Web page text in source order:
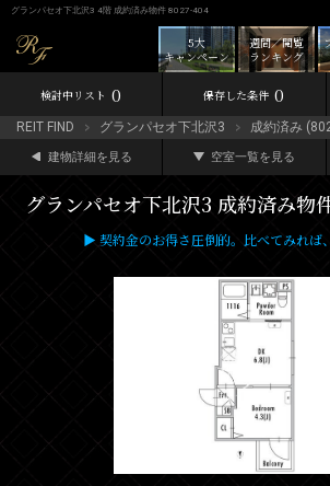
グランパセオ下北沢3 4階 成約済み物件 8027-404
週間／閲覧
ランキング
5大
キャンペーン
検討中リスト 0 保存した条件 0
REIT FIND グランパセオ下北沢3 成約済み
建物詳細を見る 空室一覧を見る
グランパセオ下北沢3 成約済み物
▶ 契約金のお得さ圧倒的。比べてみれ